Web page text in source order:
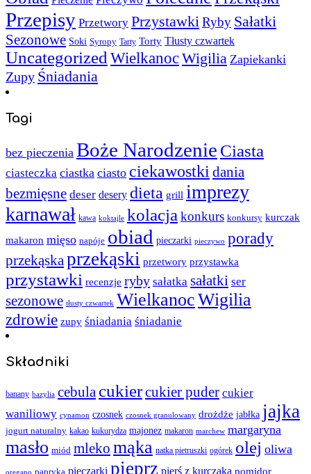
Przepisy Przetwory PrzystawkiRyby Sałatki
Sezonowe Soki Syropy Tarty Torty Tłusty czwartek
UncategorizedWielkanocWigilia Zapiekanki
Zupy Śniadania
Tagi
bez pieczenia Boże Narodzenie Ciasta
ciasteczka ciastka ciasto ciekawostki dania
bezmięsne deser desery dieta grill imprezy
karnawał kawa koktajle kolacja konkurs konkursy kurczak
makaron mięso napóje obiad pieczarki pieczywo porady
przekąskaprzekąski przetwory przystawka
przystawki recenzje ryby sałatka sałatki ser
sezonowe tłusty czwartek WielkanocWigilia
zdrowie zupy śniadania śniadanie
Składniki
banany bazylia cebula cukiercukier puder cukier
waniliowy cynamon czosnek czosnek granulowany drożdże jabłka jajka
jogurt naturalny kakao kukurydza majonez makaron marchew margaryna
masło miód mleko mąka natka pietruszki ogórek olej oliwa
oregano papryka pieczarki pieprz pierś z kurczaka pomidor